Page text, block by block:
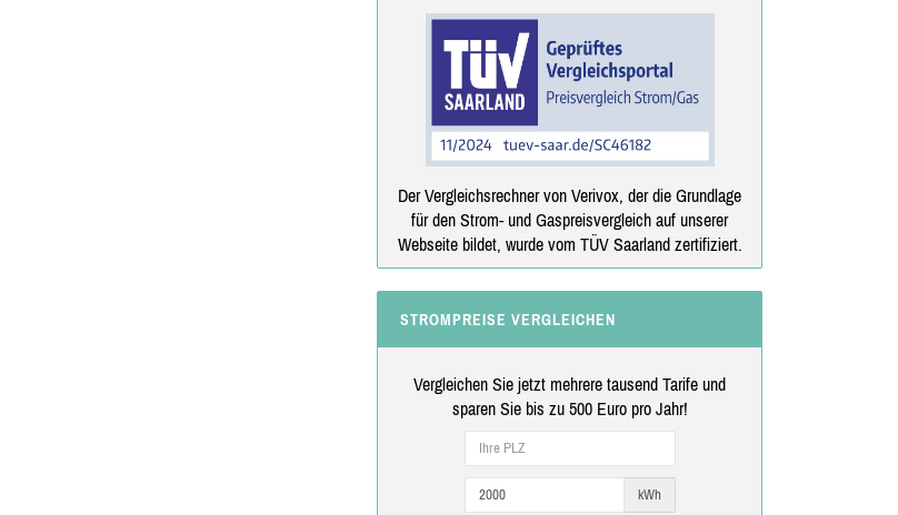
Der Vergleichsrechner von Verivox, der die Grundlage
für den Strom- und Gaspreisvergleich auf unserer
Webseite bildet, wurde vom TÜV Saarland zertifiziert.
STROMPREISE VERGLEICHEN
Vergleichen Sie jetzt mehrere tausend Tarife und
sparen Sie bis zu 500 Euro pro Jahr!
kWh